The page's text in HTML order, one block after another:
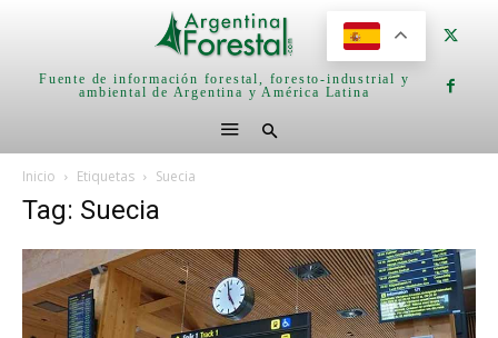
Fuente de información forestal, foresto-industrial y
ambiental de Argentina y América Latina
Inicio Etiquetas Suecia
Tag: Suecia